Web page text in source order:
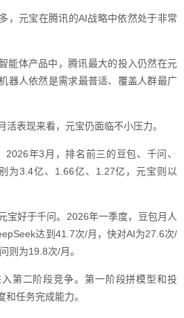
，元宝在腾讯的AI战略中依然处于非常
能体产品中，腾讯最大的投入仍然在元
器人依然是需求最普适、覆盖人群最广
活表现来看，元宝仍面临不小压力。
2026年3月，排名前三的豆包、千问、
为3.4亿、1.66亿、1.27亿，元宝则以
宝好于千问。2026年一季度，豆包月人
达到41.7次/月，快对AI为27.6次/
则为19.8次/月。
第二阶段竞争。第一阶段拼模型和投
任务完成能力。